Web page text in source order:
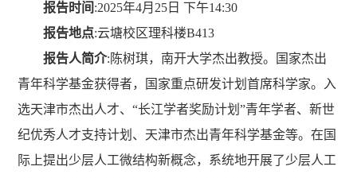
报告时间 :2025年4月25日 下午14:30
报告地点:云塘校区理科楼B413
报告人简介: 陈树琪，南开大学杰出教授。国家杰出
青年科学基金获得者，国家重点研发计划首席科学家。入
选天津市杰出人才、“长江学者奖励计划”青年学者、新世
纪优秀人才支持计划、天津市杰出青年科学基金等。在国
际上提出少层人工微结构新概念，系统地开展了少层人工